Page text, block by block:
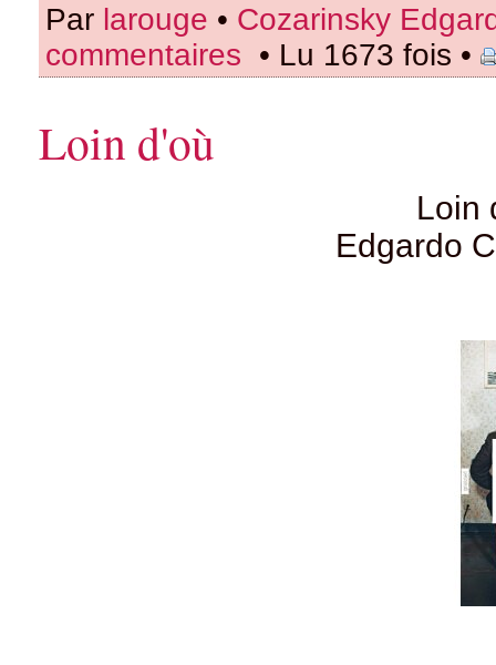
Par larouge • Cozarinsky
commentaires • Lu 1673 fois •
Loin d'où
Loin
Edgardo